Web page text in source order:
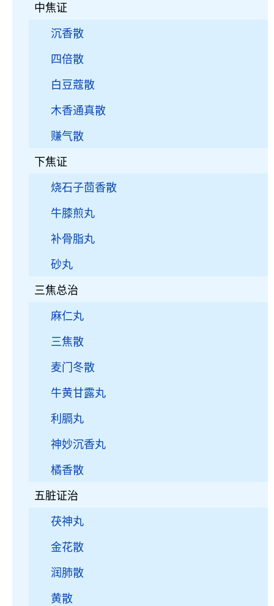
中焦证
沉香散
四倍散
白豆蔻散
木香通真散
赚气散
下焦证
烧石子茴香散
牛膝煎丸
补骨脂丸
砂丸
三焦总治
麻仁丸
三焦散
麦门冬散
牛黄甘露丸
利膈丸
神妙沉香丸
橘香散
五脏证治
茯神丸
金花散
润肺散
黄散